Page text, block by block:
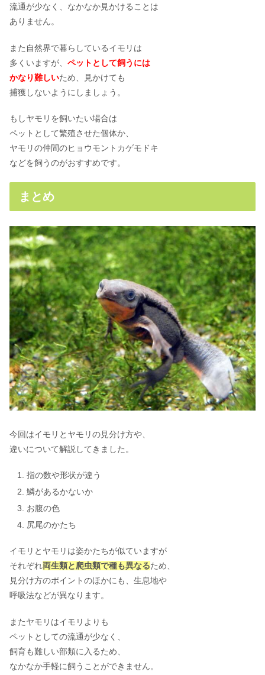
流通が少なく、なかなか見かけることは
ありません。
また自然界で暮らしているイモリは
多くいますが、 ペットとして飼うには
かなり難しいため、見かけても
捕獲しないようにしましょう。
もしヤモリを飼いたい場合は
ペットとして繁殖させた個体か、
ヤモリの仲間のヒョウモントカゲモドキ
などを飼うのがおすすめです。
まとめ
今回はイモリとヤモリの見分け方や、
違いについて解説してきました。
指の数や形状が違う
鱗があるかないか
お腹の色
尻尾のかたち
イモリとヤモリは姿かたちが似ていますが
それぞれ両生類と爬虫類で種も異なるため、
見分け方のポイントのほかにも、生息地や
呼吸法などが異なります。
またヤモリはイモリよりも
ペットとしての流通が少なく、
飼育も難しい部類に入るため、
なかなか手軽に飼うことができません。